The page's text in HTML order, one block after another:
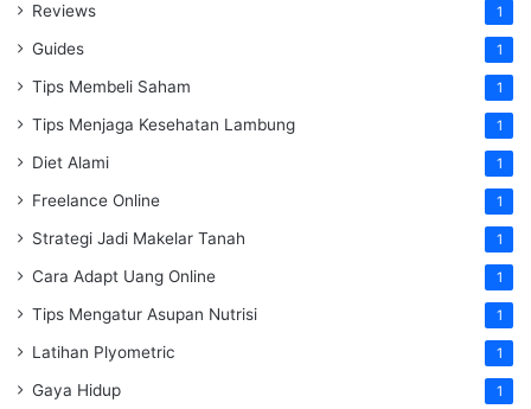
Reviews 1
Guides 1
Tips Membeli Saham 1
Tips Menjaga Kesehatan Lambung 1
Diet Alami 1
Freelance Online 1
Strategi Jadi Makelar Tanah 1
Cara Adapt Uang Online 1
Tips Mengatur Asupan Nutrisi 1
Latihan Plyometric 1
Gaya Hidup 1